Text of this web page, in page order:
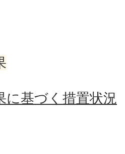
に基づく措置状況